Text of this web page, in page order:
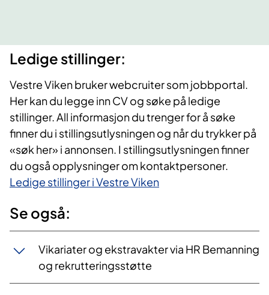
Ledige stillinger:
Vestre Viken bruker webcruiter som jobbportal.
Her kan du legge inn CV og søke på ledige
stillinger. All informasjon du trenger for å søke
finner du i stillingsutlysningen og når du trykker på
«søk her» i annonsen. I stillingsutlysningen finner
du også opplysninger om kontaktpersoner.
Ledige stillinger i Vestre Viken
Se også:
Vikariater og ekstravakter via HR Bemanning
og rekrutteringsstøtte